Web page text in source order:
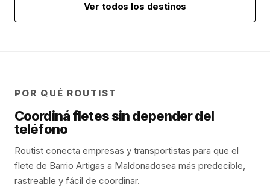
Ver todos los destinos
POR QUÉ ROUTIST
Coordiná fletes sin depender del
teléfono
Routist conecta empresas y transportistas para que el
flete de Barrio Artigas a Maldonadosea más predecible,
rastreable y fácil de coordinar.